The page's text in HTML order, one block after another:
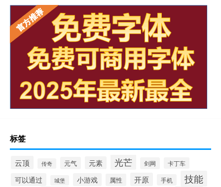
标签
云顶 传奇 元气 元素 光芒 剑网 卡丁车
可以通过 城堡 小游戏 属性 开原 手机
技能